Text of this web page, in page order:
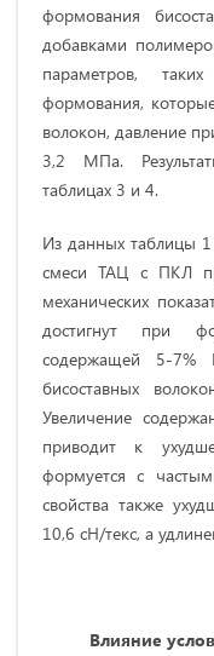
формования
добавками
параметров,
формования,
волокон, давление
3,2 МПа.
таблицах 3 и 4.
Из данных таблицы
смеси ТАЦ с ПКЛ
механических
достигнут при
содержащей 5-
бисоставных
Увеличение
приводит к
формуется с
свойства также
10,6 сН/текс, а
Влияние